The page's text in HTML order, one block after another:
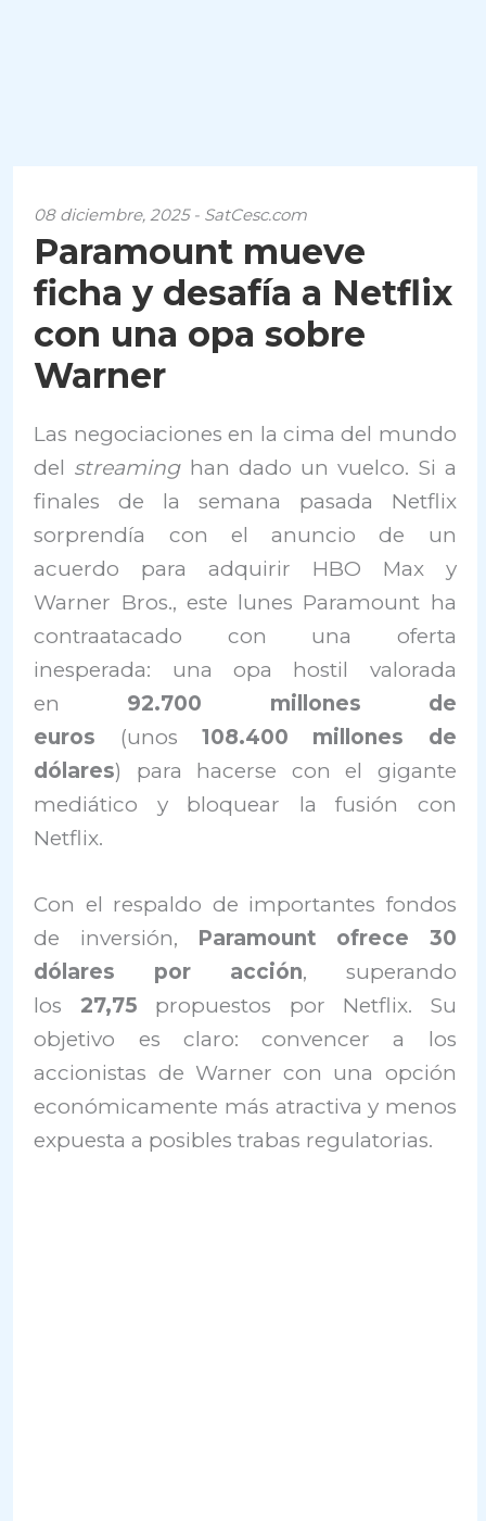
08 diciembre, 2025 - SatCesc.com
Paramount mueve
ficha y desafía a Netflix
con una opa sobre
Warner
Las negociaciones en la cima del mundo
del streaminghan dado un vuelco. Si a
finales de la semana pasada Netflix
sorprendía con el anuncio de un
acuerdo para adquirir HBO Max y
Warner Bros., este lunes Paramount ha
contraatacado con una oferta
inesperada: una opa hostil valorada
en 92.700 millones de
euros (unos 108.400 millones de
dólares) para hacerse con el gigante
mediático y bloquear la fusión con
Netflix.
Con el respaldo de importantes fondos
de inversión, Paramount ofrece 30
dólares por acción, superando
los 27,75 propuestos por Netflix. Su
objetivo es claro: convencer a los
accionistas de Warner con una opción
económicamente más atractiva y menos
expuesta a posibles trabas regulatorias.